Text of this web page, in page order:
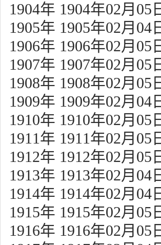
1904年 1904年02月05
1905年 1905年02月04
1906年 1906年02月05
1907年 1907年02月05
1908年 1908年02月05
1909年 1909年02月04
1910年 1910年02月05
1911年 1911年02月05
1912年 1912年02月05
1913年 1913年02月04
1914年 1914年02月04
1915年 1915年02月05
1916年 1916年02月05